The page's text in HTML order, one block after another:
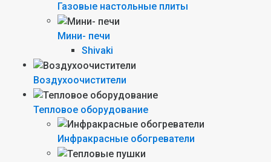
Газовые настольные плиты
Мини- печи
Shivaki
Воздухоочистители
Тепловое оборудование
Инфракрасные обогреватели